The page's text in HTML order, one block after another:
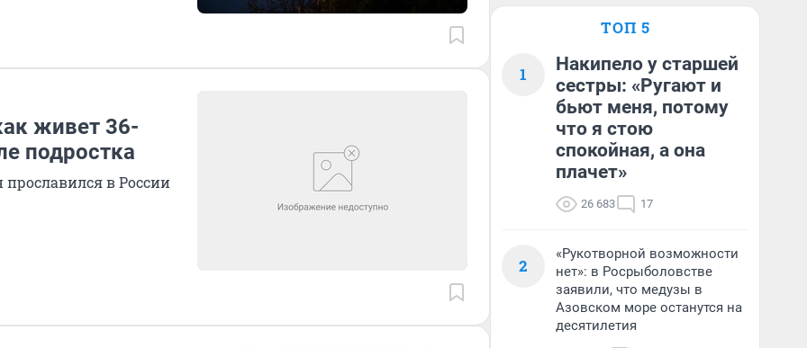
живет 36-
подростка
в России
ТОП 5
1
Накипело у старшей
сестры: «Ругают и
бьют меня, потому
что я стою
спокойная, а она
плачет»
26 683 17
2
«Рукотворной возможности
нет»: в Росрыболовстве
заявили, что медузы в
Азовском море останутся на
десятилетия